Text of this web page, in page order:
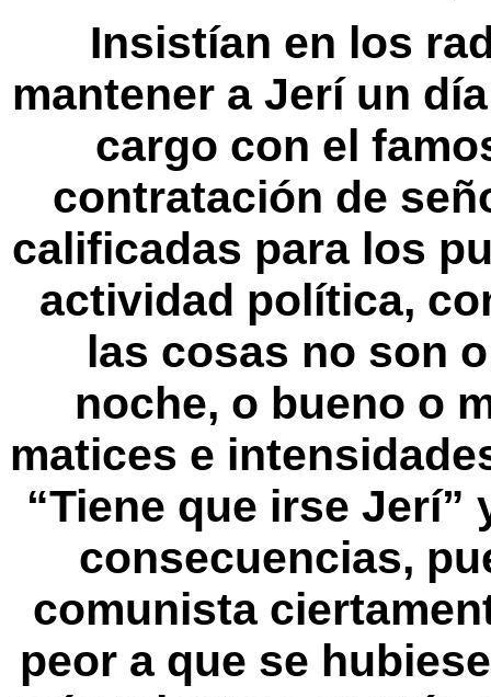
Insistían en los
mantener a Jerí un
cargo con el
contratación de
calificadas para los
actividad política,
las cosas no son
noche, o bueno o
matices e
“Tiene que irse Jerí”
consecuencias,
comunista
peor a que se